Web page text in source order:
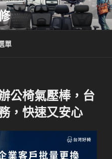
單
公椅氣壓棒，台
，快速又安心